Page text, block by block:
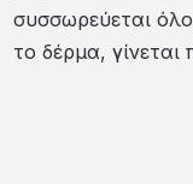
συσσωρεύεται
το δέρμα,